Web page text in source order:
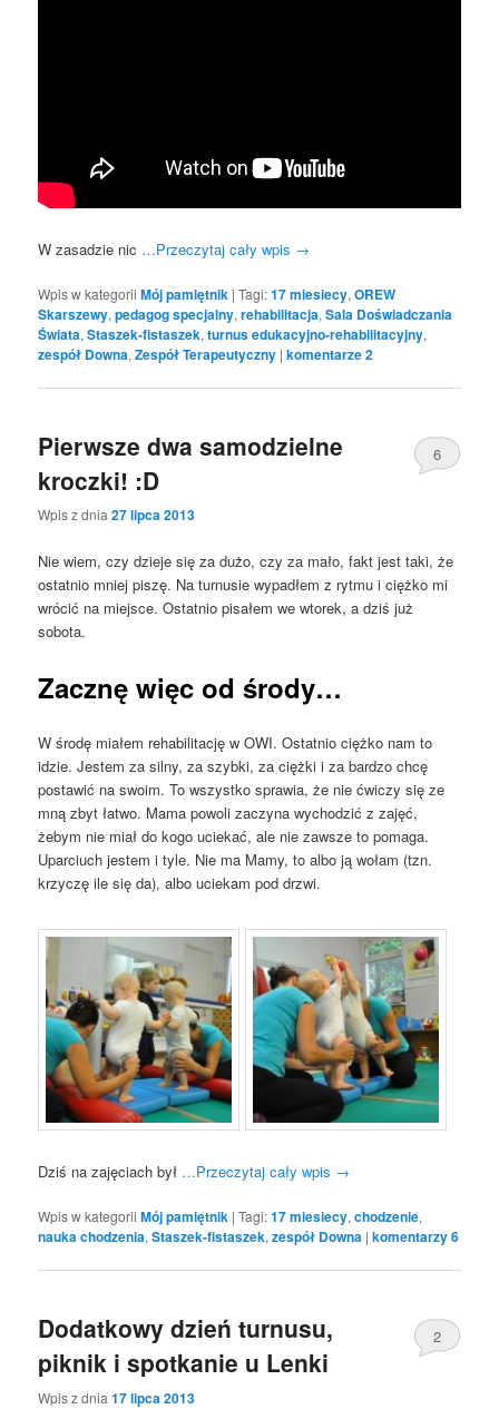
W zasadzie nic …Przeczytaj cały wpis →
Wpis w kategoriiMój pamiętnik |Tagi:17 miesiecy,OREW
Skarszewy,pedagog specjalny,rehabilitacja,Sala Doświadczania
Świata,Staszek-fistaszek,turnus edukacyjno-rehabilitacyjny,
zespół Downa,Zespół Terapeutyczny |komentarze2
Pierwsze dwa samodzielne
kroczki! :D
Wpis z dnia27 lipca 2013
6
Nie wiem, czy dzieje się za dużo, czy za mało, fakt jest taki, że
ostatnio mniej piszę. Na turnusie wypadłem z rytmu i ciężko mi
wrócić na miejsce. Ostatnio pisałem we wtorek, a dziś już
sobota.
Zacznę więc od środy…
W środę miałem rehabilitację w OWI. Ostatnio ciężko nam to
idzie. Jestem za silny, za szybki, za ciężki i za bardzo chcę
postawić na swoim. To wszystko sprawia, że nie ćwiczy się ze
mną zbyt łatwo. Mama powoli zaczyna wychodzić z zajęć,
żebym nie miał do kogo uciekać, ale nie zawsze to pomaga.
Uparciuch jestem i tyle. Nie ma Mamy, to albo ją wołam (tzn.
krzyczę ile się da), albo uciekam pod drzwi.
Dziś na zajęciach był …Przeczytaj cały wpis →
Wpis w kategoriiMój pamiętnik |Tagi:17 miesiecy,chodzenie,
nauka chodzenia,Staszek-fistaszek,zespół Downa |komentarzy6
Dodatkowy dzień turnusu,
piknik i spotkanie u Lenki
Wpis z dnia17 lipca 2013
2